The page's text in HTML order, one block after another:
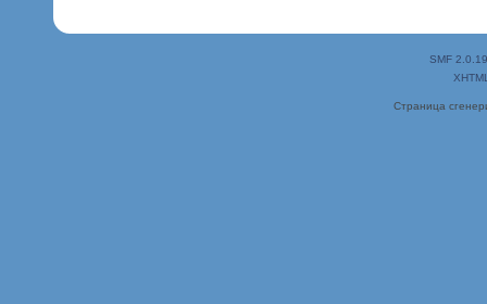
SMF 2.0.19
Страница